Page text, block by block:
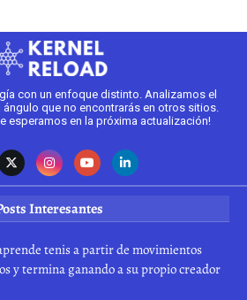
con un enfoque distinto. Analizamos el
que no encontrarás en otros sitios.
esperamos en la próxima actualización!
Interesantes
tenis a partir de movimientos
y termina ganando a su propio creador